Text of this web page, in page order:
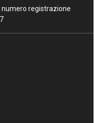
numero registrazione